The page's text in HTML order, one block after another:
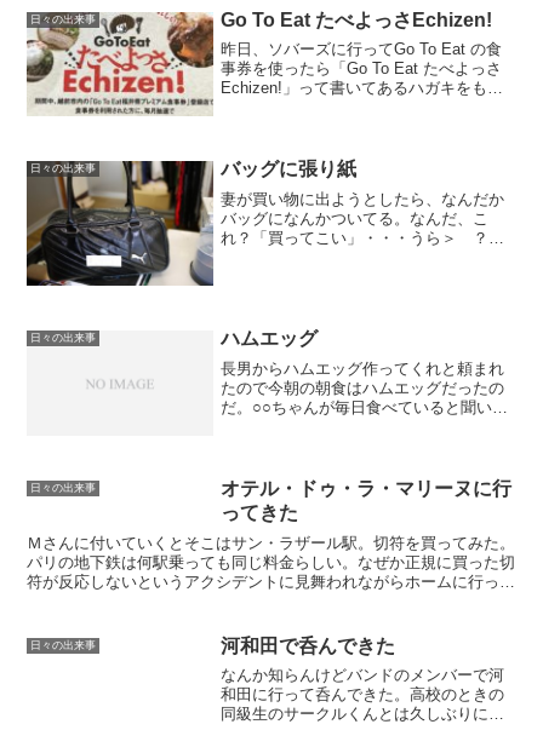
日々の出来事 Go To Eat たべよっさEchizen!
昨日、ソバーズに行ってGo To Eat の食
事券を使ったら「Go To Eat たべよっさ
Echizen!」って書いてあるハガキをもら
日々の出来事 バッグに張り紙
妻が買い物に出ようとしたら、なんだか
バッグになんかついてる。なんだ、こ
れ？「買ってこい」・・・うら＞ ？
日々の出来事 ハムエッグ
長男からハムエッグ作ってくれと頼まれ
たので今朝の朝食はハムエッグだったの
だ。○○ちゃんが毎日食べていると聞い
で一緒にするんや。」・・...
日々の出来事
オテル・ドゥ・ラ・マリーヌに行
ってきた
Ｍさんに付いていくとそこはサン・ラザール駅。切符を買ってみた。
パリの地下鉄は何駅乗っても同じ料金らしい。なぜか正規に買った切
符が反応しないというアクシデントに見舞われながらホームに行っ
日々の出来事 河和田で呑んできた
なんか知らんけどバンドのメンバーで河
和田に行って呑んできた。高校のときの
同級生のサークルくんとは久しぶりに会